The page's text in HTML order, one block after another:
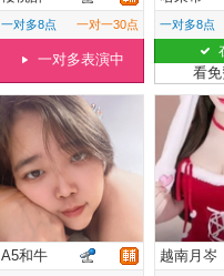
一对多8点 一对一30点
一对多表演中
一对多8点
看
A5和牛 越南月岑